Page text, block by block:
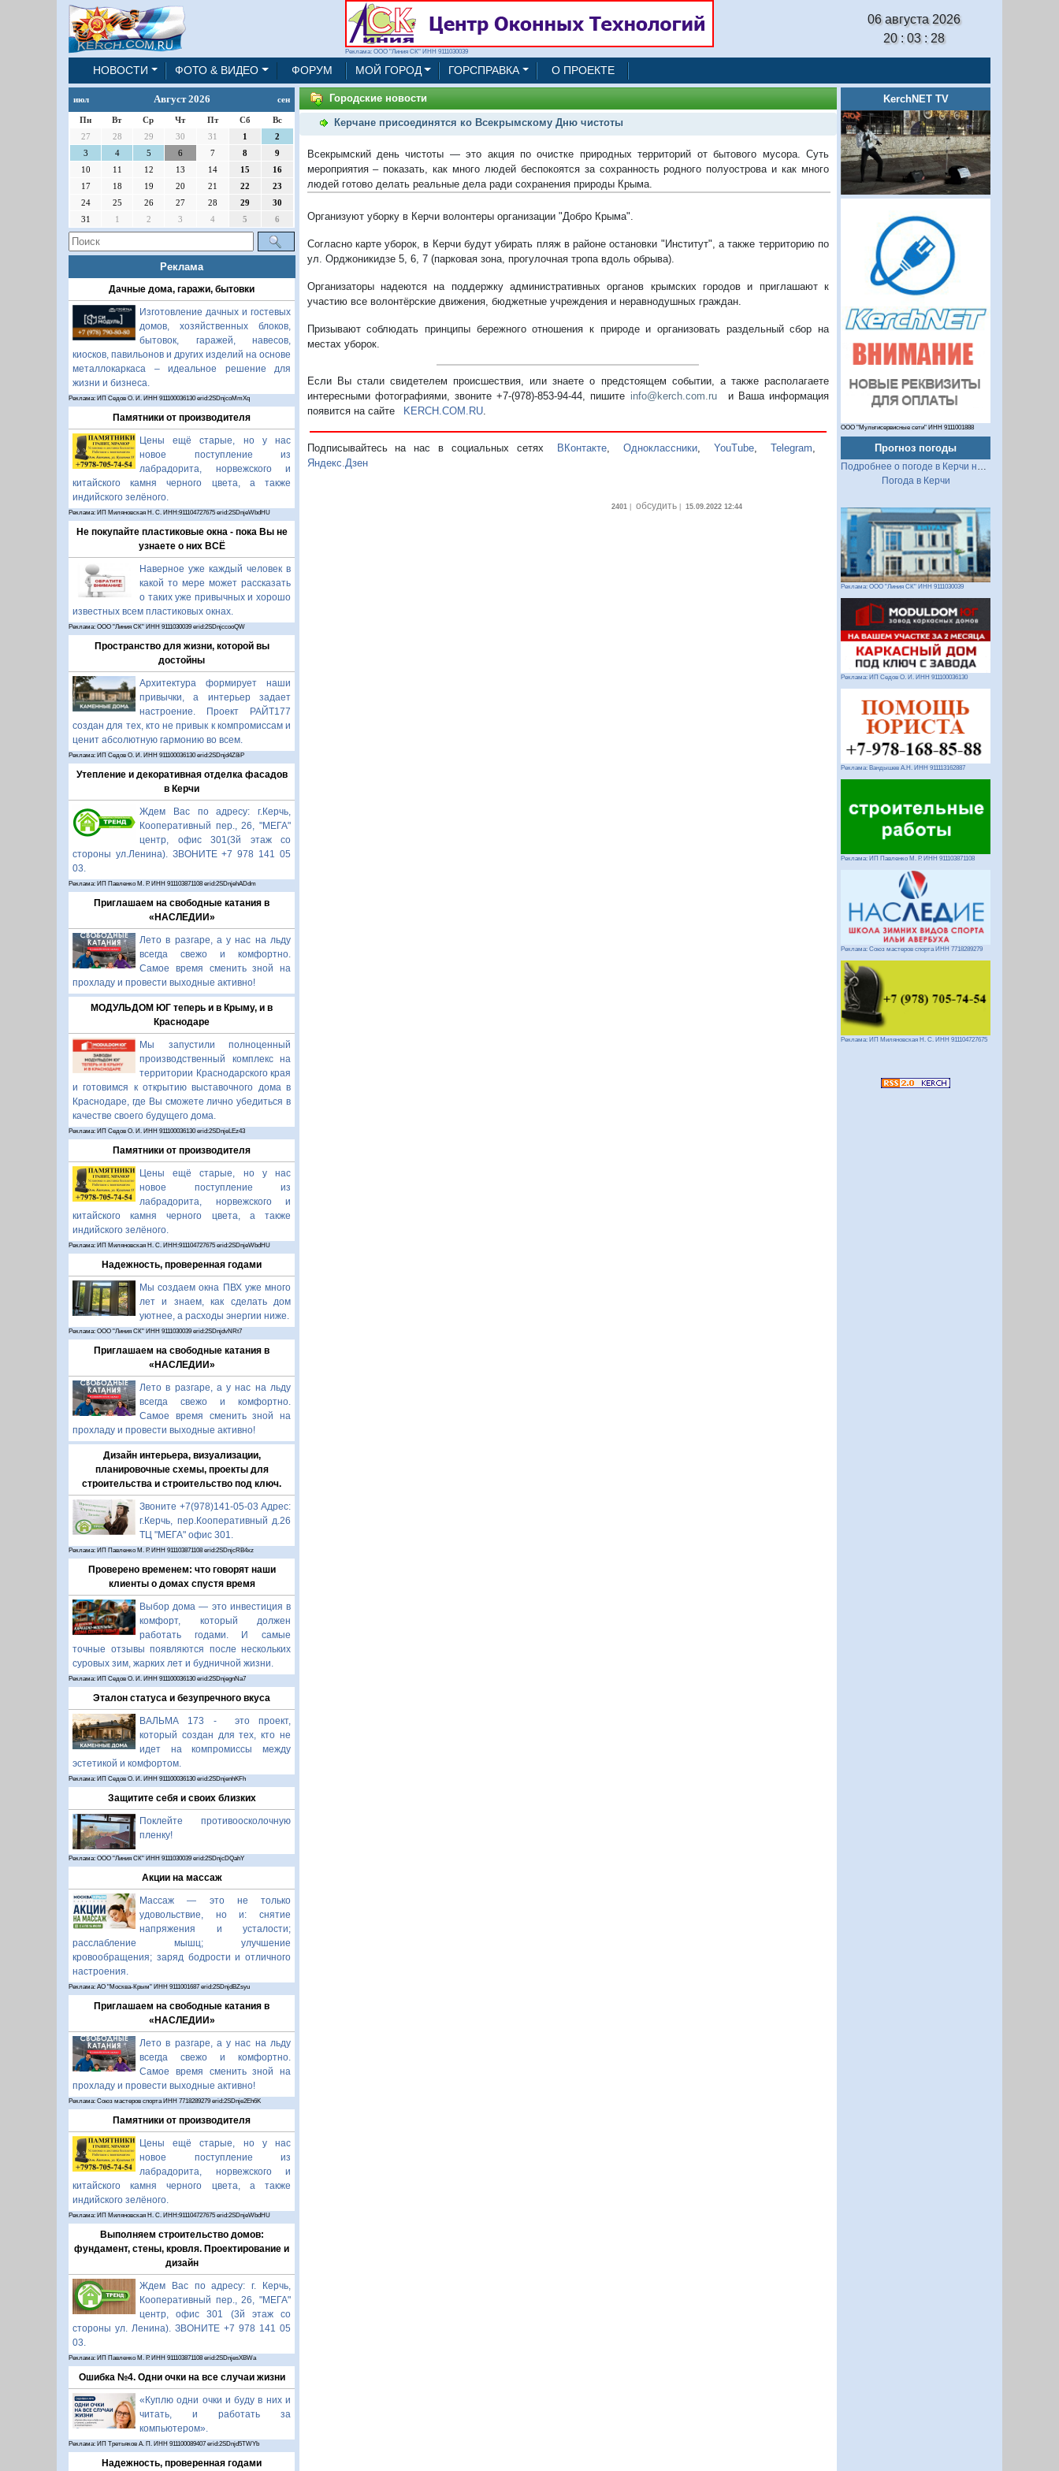
Реклама: ООО "Линия СК" ИНН 9111030039
06 августа 2026
20 : 03 : 29
НОВОСТИ ФОТО & ВИДЕО ФОРУМ МОЙ ГОРОД ГОРСПРАВКА О ПРОЕКТЕ
июл Август 2026 сен
Пн Вт Ср Чт Пт Сб
Вс
27
28 29 30 31 1
2
3
4 5 6 7 8
9
10
11 12 13 14 15
16
17
18 19 20 21 22
23
24
25 26 27 28 29
30
31
1 2 3 4 5 6
Реклама
Дачные дома, гаражи, бытовки
Изготовление дачных и гостевых
домов, хозяйственных блоков,
бытовок, гаражей, навесов,
киосков, павильонов и других изделий на основе
металлокаркаса – идеальное решение для
жизни и бизнеса.
Реклама: ИП Седов О. И. ИНН 911100036130 erid:2SDnjcoMmXq
Памятники от производителя
Цены ещё старые, но у нас
новое поступление из
лабрадорита, норвежского и
китайского камня черного цвета, а также
индийского зелёного.
Реклама: ИП Миляновская Н. С. ИНН:911104727675 erid:2SDnjeWbdHU
Не покупайте пластиковые окна - пока Вы не
узнаете о них ВСЁ
Наверное уже каждый человек в
какой то мере может рассказать
о таких уже привычных и хорошо
известных всем пластиковых окнах.
Реклама: ООО "Линия СК" ИНН 9111030039 erid:2SDnjccooQW
Пространство для жизни, которой вы
достойны
Архитектура формирует наши
привычки, а интерьер задает
настроение. Проект РАЙТ177
создан для тех, кто не привык к компромиссам и
ценит абсолютную гармонию во всем.
Реклама: ИП Седов О. И. ИНН 911100036130 erid:2SDnjd4Z8iP
Утепление и декоративная отделка фасадов
в Керчи
Ждем Вас по адресу: г.Керчь,
Кооперативный пер., 26, "МЕГА"
центр, офис 301(3й этаж со
стороны ул.Ленина). ЗВОНИТЕ +7 978 141 05
03.
Реклама: ИП Павленко М. Р. ИНН 911103871108 erid:2SDnjehADdm
Приглашаем на свободные катания в
«НАСЛЕДИИ»
Лето в разгаре, а у нас на льду
всегда свежо и комфортно.
Самое время сменить зной на
прохладу и провести выходные активно!
МОДУЛЬДОМ ЮГ теперь и в Крыму, и в
Краснодаре
Мы запустили полноценный
производственный комплекс на
территории Краснодарского края
и готовимся к открытию выставочного дома в
Краснодаре, где Вы сможете лично убедиться в
качестве своего будущего дома.
Реклама: ИП Седов О. И. ИНН 911100036130 erid:2SDnjeLEz43
Памятники от производителя
Цены ещё старые, но у нас
новое поступление из
лабрадорита, норвежского и
китайского камня черного цвета, а также
индийского зелёного.
Реклама: ИП Миляновская Н. С. ИНН:911104727675 erid:2SDnjeWbdHU
Надежность, проверенная годами
Мы создаем окна ПВХ уже много
лет и знаем, как сделать дом
уютнее, а расходы энергии ниже.
Реклама: ООО "Линия СК" ИНН 9111030039 erid:2SDnjdvNRt7
Приглашаем на свободные катания в
«НАСЛЕДИИ»
Лето в разгаре, а у нас на льду
всегда свежо и комфортно.
Самое время сменить зной на
прохладу и провести выходные активно!
Дизайн интерьера, визуализации,
планировочные схемы, проекты для
строительства и строительство под ключ.
Звоните +7(978)141-05-03 Адрес:
г.Керчь, пер.Кооперативный д.26
ТЦ "МЕГА" офис 301.
Реклама: ИП Павленко М. Р. ИНН 911103871108 erid:2SDnjcRB4xz
Проверено временем: что говорят наши
клиенты о домах спустя время
Выбор дома — это инвестиция в
комфорт, который должен
работать годами. И самые
точные отзывы появляются после нескольких
суровых зим, жарких лет и будничной жизни.
Реклама: ИП Седов О. И. ИНН 911100036130 erid:2SDnjegnNa7
Эталон статуса и безупречного вкуса
ВАЛЬМА 173 - это проект,
который создан для тех, кто не
идет на компромиссы между
эстетикой и комфортом.
Реклама: ИП Седов О. И. ИНН 911100036130 erid:2SDnjenhKFh
Защитите себя и своих близких
Поклейте противоосколочную
пленку!
Реклама: ООО "Линия СК" ИНН 9111030039 erid:2SDnjcDQahY
Акции на массаж
Массаж — это не только
удовольствие, но и: снятие
напряжения и усталости;
расслабление мышц; улучшение
кровообращения; заряд бодрости и отличного
настроения.
Реклама: АО "Москва-Крым" ИНН 9111001687 erid:2SDnjdBZsyu
Приглашаем на свободные катания в
«НАСЛЕДИИ»
Лето в разгаре, а у нас на льду
всегда свежо и комфортно.
Самое время сменить зной на
прохладу и провести выходные активно!
Реклама: Союз мастеров спорта ИНН 7718289279 erid:2SDnje2Eh6K
Памятники от производителя
Цены ещё старые, но у нас
новое поступление из
лабрадорита, норвежского и
китайского камня черного цвета, а также
индийского зелёного.
Реклама: ИП Миляновская Н. С. ИНН:911104727675 erid:2SDnjeWbdHU
Выполняем строительство домов:
фундамент, стены, кровля. Проектирование и
дизайн
Ждем Вас по адресу: г. Керчь,
Кооперативный пер., 26, "МЕГА"
центр, офис 301 (3й этаж со
стороны ул. Ленина). ЗВОНИТЕ +7 978 141 05
03.
Реклама: ИП Павленко М. Р. ИНН 911103871108 erid:2SDnjesXBWa
Ошибка №4. Одни очки на все случаи жизни
«Куплю одни очки и буду в них и
читать, и работать за
компьютером».
Реклама: ИП Третьяков А. П. ИНН 911100089407 erid:2SDnjd5TWYb
Надежность, проверенная годами
Городские новости
Керчане присоединятся ко Всекрымскому Дню чистоты
Всекрымский день чистоты — это акция по очистке природных территорий от бытового мусора. Суть
мероприятия – показать, как много людей беспокоятся за сохранность родного полуострова и как много
людей готово делать реальные дела ради сохранения природы Крыма.
Организуют уборку в Керчи волонтеры организации "Добро Крыма".
Согласно карте уборок, в Керчи будут убирать пляж в районе остановки "Институт", а также территорию по
ул. Орджоникидзе 5, 6, 7 (парковая зона, прогулочная тропа вдоль обрыва).
Организаторы надеются на поддержку административных органов крымских городов и приглашают к
участию все волонтёрские движения, бюджетные учреждения и неравнодушных граждан.
Призывают соблюдать принципы бережного отношения к природе и организовать раздельный сбор на
местах уборок.
Если Вы стали свидетелем происшествия, или знаете о предстоящем событии, а также располагаете
интересными фотографиями, звоните +7-(978)-853-94-44, пишите info@kerch.com.ru и Ваша информация
появится на сайте KERCH.COM.RU.
Подписывайтесь на нас в социальных сетях ВКонтакте Одноклассники ,YouTube ,Telegram
Яндекс.Дзен
2401 обсудить| 15.09.2022 12:44
KerchNET TV
ООО "Мультисервисные сети" ИНН 9111001888
Прогноз погоды
Подробнее о погоде в Керчи на 2 недели
Погода в Керчи
Реклама: ООО "Линия СК" ИНН 9111030039
Реклама: ИП Седов О. И. ИНН 911100036130
Реклама: Вандышев А.Н. ИНН 911113162887
Реклама: ИП Павленко М. Р. ИНН 911103871108
Реклама: Союз мастеров спорта ИНН 7718289279
Реклама: ИП Миляновская Н. С. ИНН 911104727675